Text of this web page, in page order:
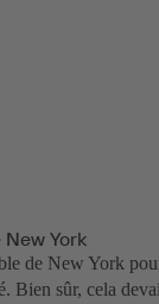
York
de New York
Bien sûr, cela